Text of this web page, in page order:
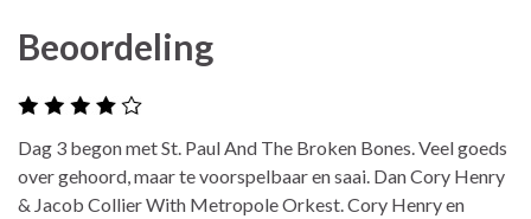
Beoordeling
Dag 3 begon met St. Paul And The Broken Bones. Veel goeds
over gehoord, maar te voorspelbaar en saai. Dan Cory Henry
& Jacob Collier With Metropole Orkest. Cory Henry en